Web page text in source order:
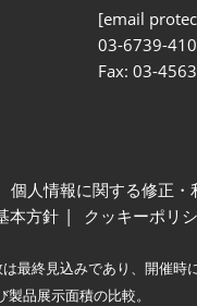
[email
03-6739-
Fax: 03-
個人情報に関する修正・
本方針
クッキーポリ
最終見込みであり、開催時
品展示面積の比較。